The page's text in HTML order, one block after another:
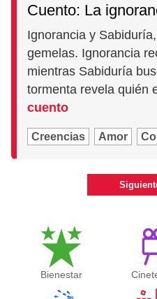
Cuento: La
Ignorancia y
gemelas. Ignorancia
mientras Sabiduría
tormenta revela quién
cuento
Creencias Amor
Bienestar